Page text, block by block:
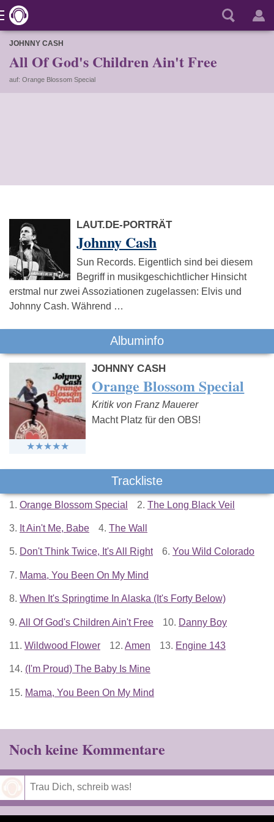
JOHNNY CASH
All Of God's Children Ain't Free
auf: Orange Blossom Special
LAUT.DE-PORTRÄT
Johnny Cash
Sun Records. Eigentlich sind bei diesem
Begriff in musikgeschichtlicher Hinsicht
erstmal nur zwei Assoziationen zugelassen: Elvis und
Johnny Cash. Während …
Albuminfo
JOHNNY CASH
Orange Blossom Special
Kritik von Franz Mauerer
Macht Platz für den OBS!
Trackliste
1. Orange Blossom Special 2. The Long Black Veil
3. It Ain't Me, Babe 4. The Wall
5. Don't Think Twice, It's All Right 6. You Wild Colorado
7. Mama, You Been On My Mind
8. When It's Springtime In Alaska (It's Forty Below)
9. All Of God's Children Ain't Free 10. Danny Boy
11. Wildwood Flower 12. Amen 13. Engine 143
14. (I'm Proud) The Baby Is Mine
15. Mama, You Been On My Mind
Noch keine Kommentare